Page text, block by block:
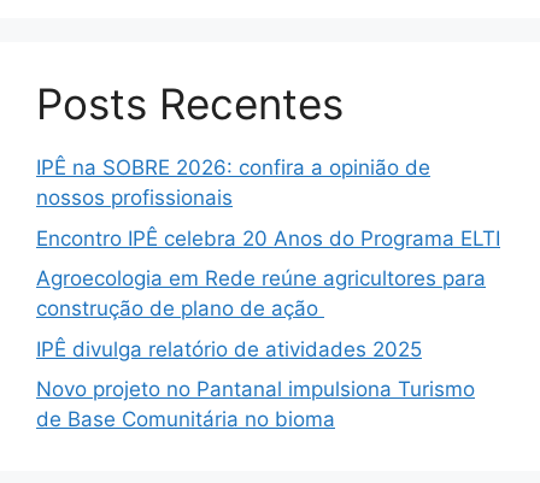
Posts Recentes
IPÊ na SOBRE 2026: confira a opinião de
nossos profissionais
Encontro IPÊ celebra 20 Anos do Programa ELTI
Agroecologia em Rede reúne agricultores para
construção de plano de ação
IPÊ divulga relatório de atividades 2025
Novo projeto no Pantanal impulsiona Turismo
de Base Comunitária no bioma